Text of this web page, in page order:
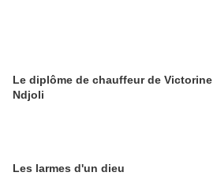
Le diplôme de chauffeur de Victorine
Ndjoli
Les larmes d'un dieu